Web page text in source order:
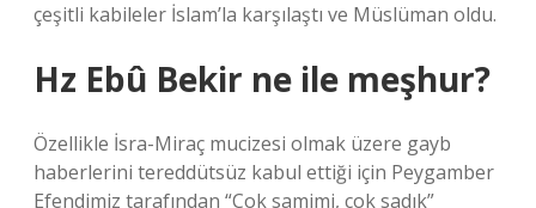
çeşitli kabileler İslam’la karşılaştı ve Müslüman oldu.
Hz Ebû Bekir ne ile meşhur?
Özellikle İsra-Miraç mucizesi olmak üzere gayb
haberlerini tereddütsüz kabul ettiği için Peygamber
Efendimiz tarafından “Çok samimi, çok sadık”